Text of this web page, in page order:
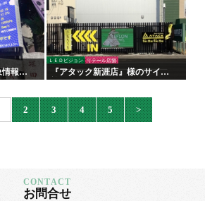
情報表
行いま
ＬＥＤビジョン リテール店舗
『アタック新涯店』様のサイン
施工を行いました！
2 3 4 5 >
お問合せ